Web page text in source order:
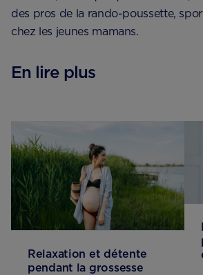
des pros de la rando-poussette,
chez les jeunes mamans.
En lire plus
Relaxation et détente
pendant la grossesse